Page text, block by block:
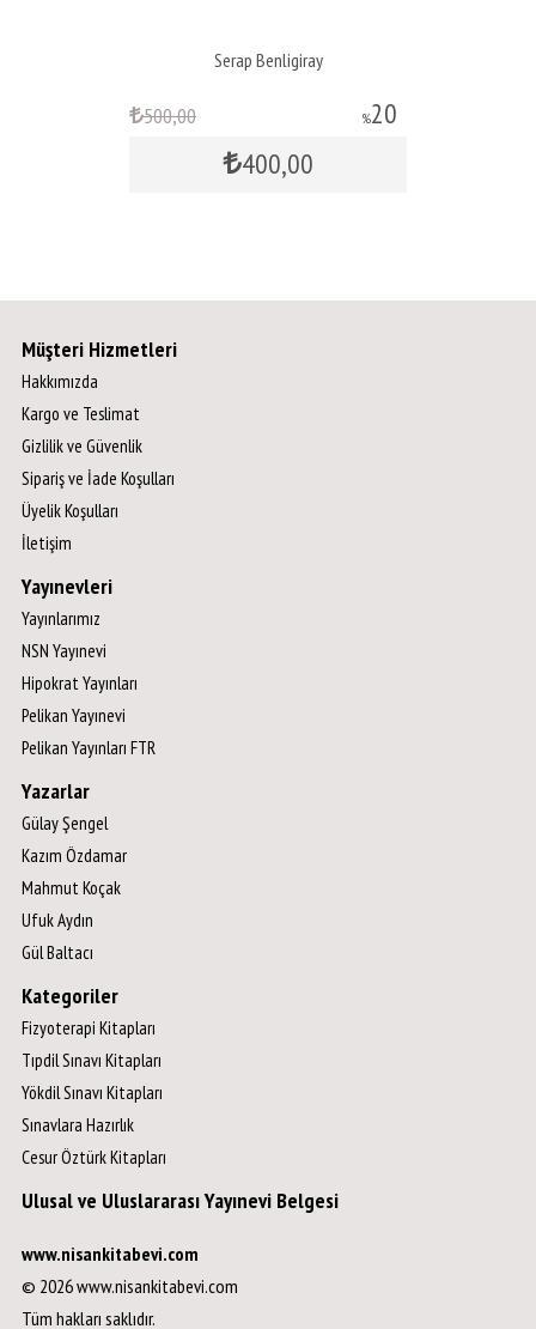
Serap Benligiray
%20
500,00
400,00
Müşteri Hizmetleri
Hakkımızda
Kargo ve Teslimat
Gizlilik ve Güvenlik
Sipariş ve İade Koşulları
Üyelik Koşulları
İletişim
Yayınevleri
Yayınlarımız
NSN Yayınevi
Hipokrat Yayınları
Pelikan Yayınevi
Pelikan Yayınları FTR
Yazarlar
Gülay Şengel
Kazım Özdamar
Mahmut Koçak
Ufuk Aydın
Gül Baltacı
Kategoriler
Fizyoterapi Kitapları
Tıpdil Sınavı Kitapları
Yökdil Sınavı Kitapları
Sınavlara Hazırlık
Cesur Öztürk Kitapları
Ulusal ve Uluslararası Yayınevi Belgesi
www.nisankitabevi.com
© 2026 www.nisankitabevi.com
Tüm hakları saklıdır.